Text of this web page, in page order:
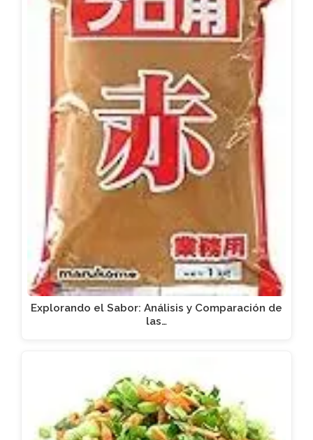
Explorando el Sabor: Análisis y Comparación de
las…